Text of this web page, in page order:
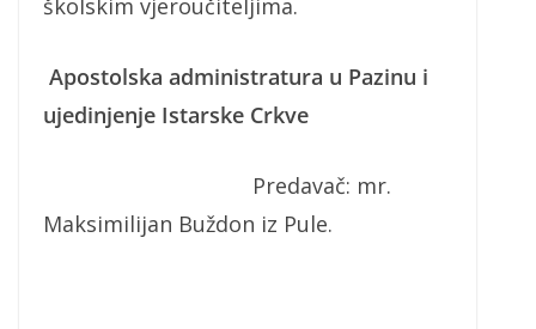
školskim vjeroučiteljima.
Apostolska administratura u Pazinu i
ujedinjenje Istarske Crkve
Predavač: mr.
Maksimilijan Buždon iz Pule.